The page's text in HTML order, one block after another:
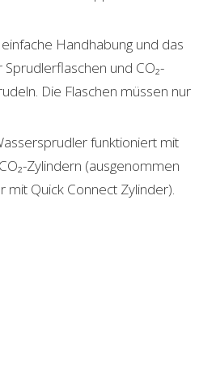
Handhabung und das
und CO₂-
Die Flaschen müssen nur
funktioniert mit
Zylindern (ausgenommen
mit Quick Connect Zylinder).